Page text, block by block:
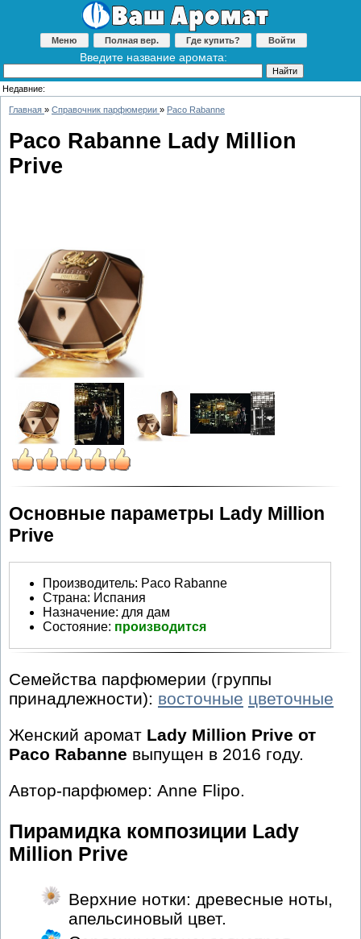
Меню Полная вер. Где купить? Войти
Введите название аромата:
Недавние:
Главная » Справочник парфюмерии » Paco Rabanne
Paco Rabanne Lady Million
Prive
Основные параметры Lady Million
Prive
Производитель: Paco Rabanne
Страна: Испания
Назначение: для дам
Состояние: производится
Семейства парфюмерии (группы
принадлежности): восточные цветочные
Женский аромат Lady Million Prive от
Paco Rabanne выпущен в 2016 году.
Автор-парфюмер: Anne Flipo.
Пирамидка композиции Lady
Million Prive
Верхние нотки: древесные ноты,
апельсиновый цвет.